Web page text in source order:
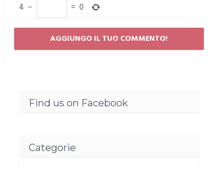
4 − = 0
Find us on Facebook
Categorie